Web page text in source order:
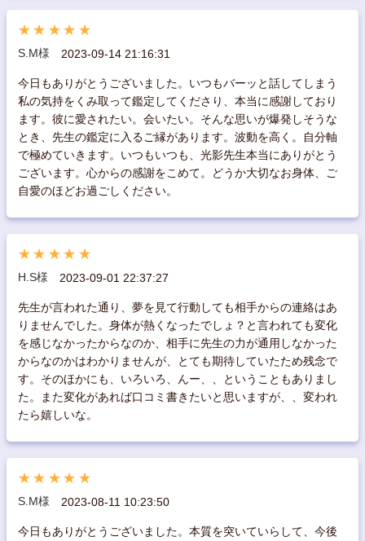
★★★★★
S.M様 2023-09-14 21:16:31
今日もありがとうございました。いつもバーッと話してしまう
私の気持をくみ取って鑑定してくださり、本当に感謝しており
ます。彼に愛されたい。会いたい。そんな思いが爆発しそうな
とき、先生の鑑定に入るご縁があります。波動を高く。自分軸
で極めていきます。いつもいつも、光影先生本当にありがとう
ございます。心からの感謝をこめて。どうか大切なお身体、ご
自愛のほどお過ごしください。
★★★★★
H.S様 2023-09-01 22:37:27
先生が言われた通り、夢を見て行動しても相手からの連絡はあ
りませんでした。身体が熱くなったでしょ？と言われても変化
を感じなかったからなのか、相手に先生の力が通用しなかった
からなのかはわかりませんが、とても期待していたため残念で
す。そのほかにも、いろいろ、んー、、ということもありまし
た。また変化があれば口コミ書きたいと思いますが、、変われ
たら嬉しいな。
★★★★★
S.M様 2023-08-11 10:23:50
今日もありがとうございました。本質を突いていらして、今後